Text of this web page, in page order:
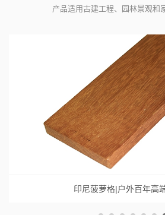
产品适用古建工程、园林景观和
印尼菠萝格|户外百年高